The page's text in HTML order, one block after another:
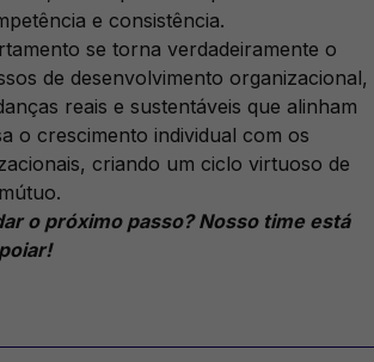
e consistência.
se torna verdadeiramente o
de desenvolvimento organizacional,
reais e sustentáveis que alinham
o crescimento individual com os
criando um ciclo virtuoso de
o próximo passo? Nosso time está